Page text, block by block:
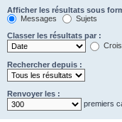
Afficher les résultats sous
Messages
Sujets
Classer les résultats par :
Rechercher depuis :
Renvoyer les :
premiers